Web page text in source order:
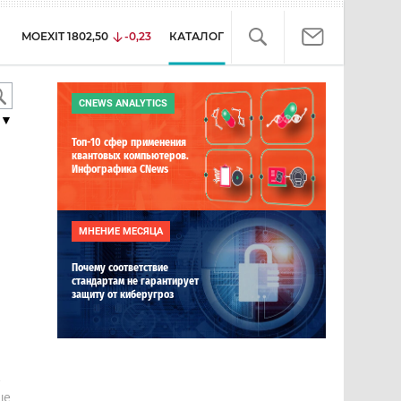
MOEXIT 1802,50 -0,23 КАТАЛОГ
CNEWS ANALYTICS
Топ-10 сфер применения
квантовых компьютеров.
Инфографика CNews
МНЕНИЕ МЕСЯЦА
Почему соответствие
стандартам не гарантирует
защиту от киберугроз